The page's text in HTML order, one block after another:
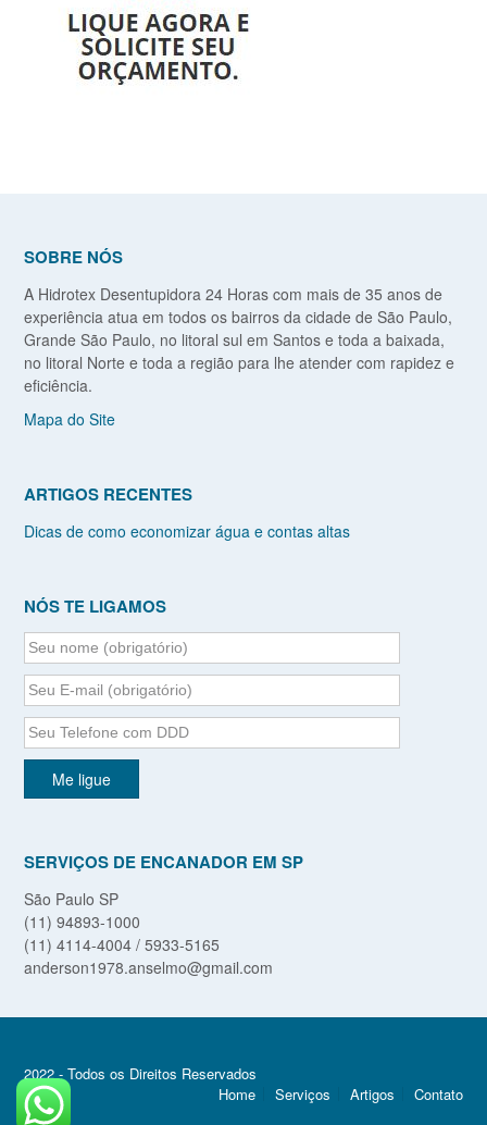
SOBRE NÓS
A Hidrotex Desentupidora 24 Horas com mais de 35 anos de
experiência atua em todos os bairros da cidade de São Paulo,
Grande São Paulo, no litoral sul em Santos e toda a baixada,
no litoral Norte e toda a região para lhe atender com rapidez e
eficiência.
Mapa do Site
ARTIGOS RECENTES
Dicas de como economizar água e contas altas
NÓS TE LIGAMOS
SERVIÇOS DE ENCANADOR EM SP
São Paulo SP
(11) 94893-1000
(11) 4114-4004 / 5933-5165
anderson1978.anselmo@gmail.com
2022 - Todos os Direitos Reservados
Home
Serviços Artigos Contato